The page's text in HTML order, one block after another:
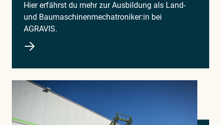
Hier erfährst du mehr zur Ausbildung als Land-
und Baumaschinenmechatroniker:in bei
AGRAVIS.